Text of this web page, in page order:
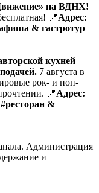
на ВДНХ!
📍Адрес:
& гастротур
кухней
7 августа в
рок- и поп-
📍Адрес:
#ресторан &
Администрация
и